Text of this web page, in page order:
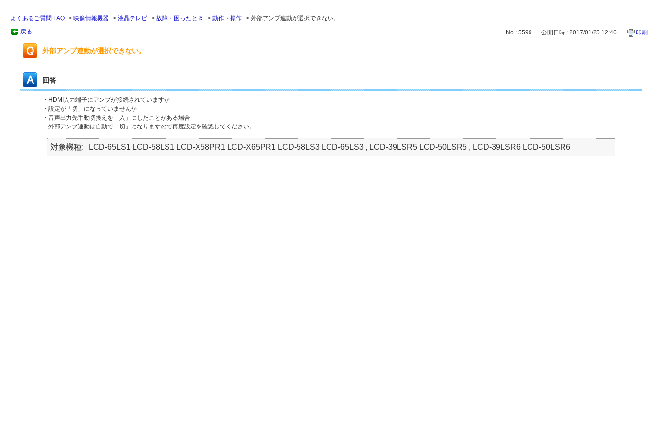
よくあるご質問 FAQ > 映像情報機器 > 液晶テレビ > 故障・困ったとき > 動作・操作 > 外部アンプ連動が選択できない。
戻る
No : 5599 公開日時 : 2017/01/25 12:46 印刷
外部アンプ連動が選択できない。
回答
・HDMI入力端子にアンプが接続されていますか
・設定が「切」になっていませんか
・音声出力先手動切換えを「入」にしたことがある場合
外部アンプ連動は自動で「切」になりますので再度設定を確認してください。
対象機種 LCD-65LS1 LCD-58LS1 LCD-X58PR1 LCD-X65PR1 LCD-58LS3 LCD-65LS3 , LCD-39LSR5 LCD-50LSR5 , LCD-39LSR6 LCD-50LSR6